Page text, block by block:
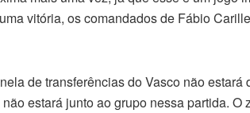
vitória, os comandados de Fábio
de transferências do Vasco não estará
estará junto ao grupo nessa partida. O